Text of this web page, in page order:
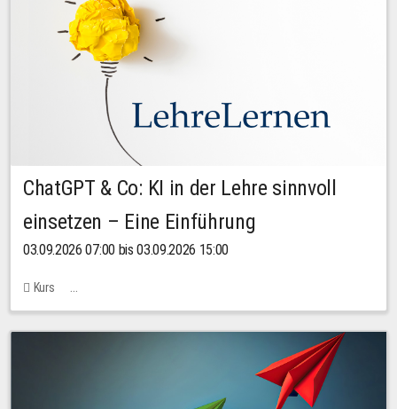
ChatGPT & Co: KI in der Lehre sinnvoll
einsetzen – Eine Einführung
03.09.2026 07:00 bis 03.09.2026 15:00
Kurs
Bachstraße 18k - SR 102 (Seminarraum Servicestelle LehreLernen)